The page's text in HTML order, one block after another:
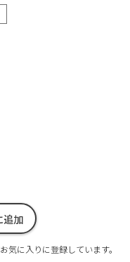
追加
気に入りに登録しています。